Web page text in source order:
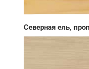
Северная ель,